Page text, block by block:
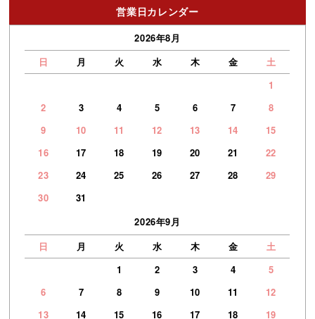
営業日カレンダー
2026年8月
日
月 火 水 木 金
土
1
2
3 4 5 6 7
8
9
10 11 12 13 14
15
16
17 18 19 20 21
22
23
24 25 26 27 28
29
30
31
2026年9月
日
月 火 水 木 金
土
1
2 3 4
5
6
7 8 9 10 11
12
13
14 15 16 17 18
19